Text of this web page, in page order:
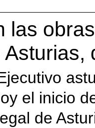
las
Asturias,
el inicio
de